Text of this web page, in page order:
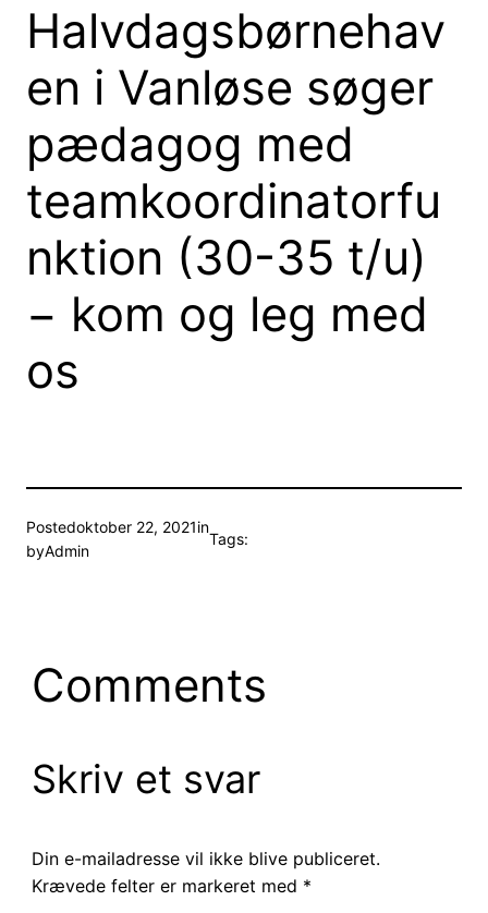
Halvdagsbørnehav
en i Vanløse søger
pædagog med
teamkoordinatorfu
nktion (30-35 t/u)
− kom og leg med
os
Postedoktober 22, 2021in
byAdmin
Tags:
Comments
Skriv et svar
Din e-mailadresse vil ikke blive publiceret.
Krævede felter er markeret med *